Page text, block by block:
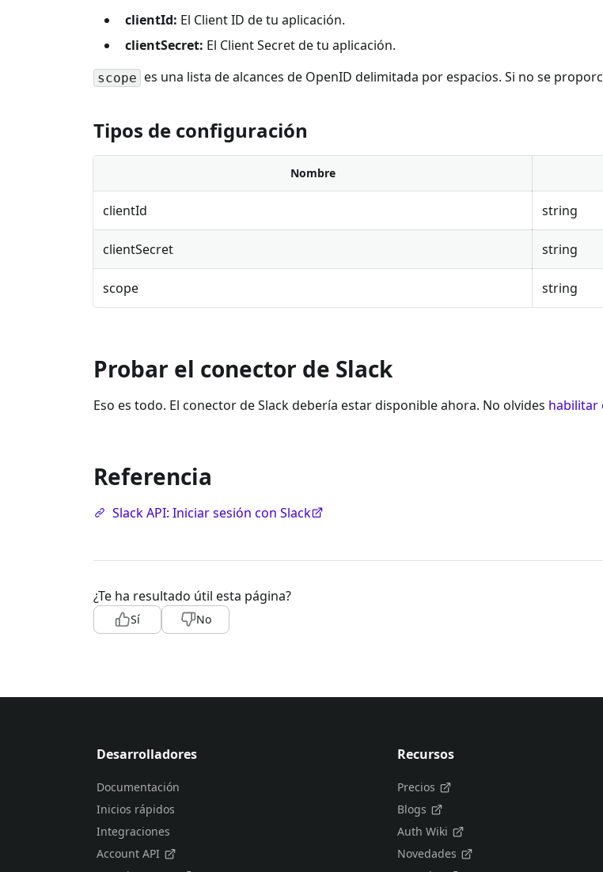
clientId: El Client ID de tu aplicación.
clientSecret: El Client Secret de tu aplicación.
scope es una lista de alcances de OpenID delimitada por espacios. Si no se
Tipos de configuración
Nombre
clientId string
clientSecret string
scope string
Probar el conector de Slack
Eso es todo. El conector de Slack debería estar disponible ahora. No olvides habilitar
Referencia
Slack API: Iniciar sesión con Slack
¿Te ha resultado útil esta página?
Sí No
Desarrolladores
Documentación
Inicios rápidos
Integraciones
Account API
Recursos
Precios
Blogs
Auth Wiki
Novedades